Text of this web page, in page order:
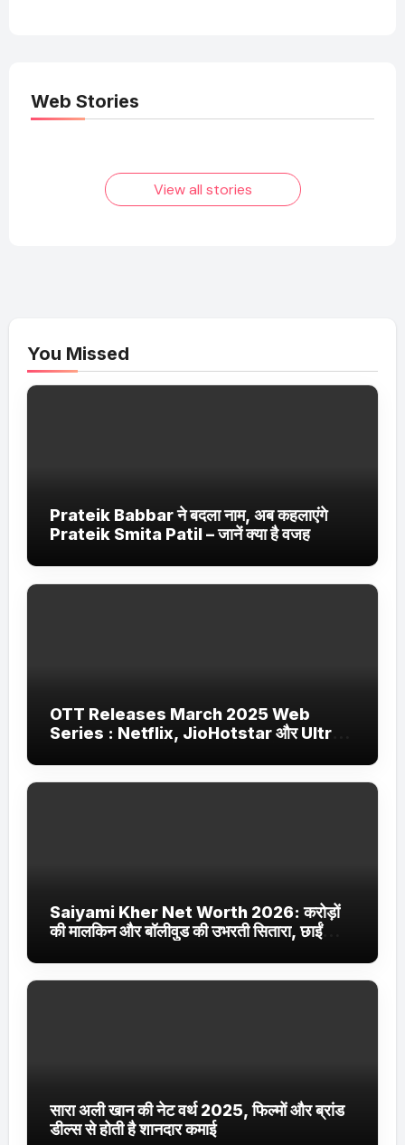
Web Stories
Elvish Yadav: एक
आम लड़के से यूट्यूबर
फिल्मों का जादू और उनका
View all stories
You Missed
Prateik Babbar ने बदला नाम, अब कहलाएंगे
Prateik Smita Patil – जानें क्या है वजह
OTT Releases March 2025 Web
Series : Netflix, JioHotstar और Ultra
Saiyami Kher Net Worth 2026: करोड़ों
की मालकिन और बॉलीवुड की उभरती सितारा, छाईं
सारा अली खान की नेट वर्थ 2025, फिल्मों और ब्रांड
डील्स से होती है शानदार कमाई